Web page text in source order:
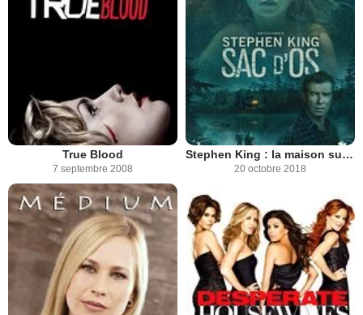
True Blood
7 septembre 2008
Stephen King : la maison sur le lac / Sac d'os
20 octobre 2018